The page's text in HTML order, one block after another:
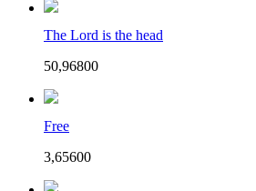
The Lord is the head
50,96800
Free
3,65600